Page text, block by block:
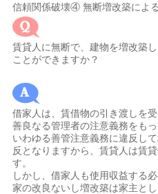
信頼関係破壊④ 無断増改築によ
賃貸人に無断で、建物を増改築
ことができますか？
借家人は、賃借物の引き渡しを
善良なる管理者の注意義務をも
いわゆる善管注意義務に違反し
反となりますから、賃貸人は賃
す。
しかし、借家人も使用収益する
家の改良ないし増改築は家主と